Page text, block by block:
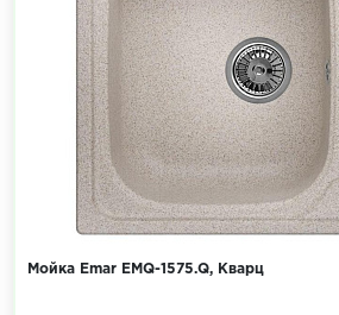
Мойка Emar EMQ-1575.Q, Кварц